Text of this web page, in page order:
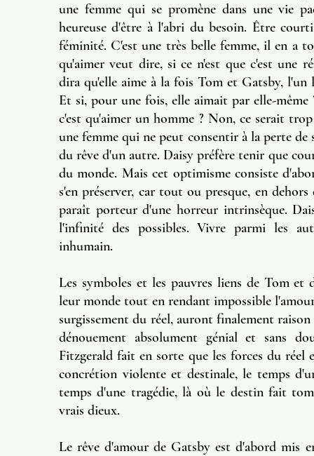
une femme qui se promène dans une vie
heureuse d'être à l'abri du besoin. Être
féminité. C'est une très belle femme, il en a
qu'aimer veut dire, si ce n'est que c'est une
dira qu'elle aime à la fois Tom et Gatsby,
Et si, pour une fois, elle aimait par elle-
c'est qu'aimer un homme ? Non, ce serait
une femme qui ne peut consentir à la perte de
du rêve d'un autre. Daisy préfère tenir que
du monde. Mais cet optimisme consiste
s'en préserver, car tout ou presque, en
paraît porteur d'une horreur intrinsèque.
l'infinité des possibles. Vivre parmi les
inhumain.
Les symboles et les pauvres liens de Tom
leur monde tout en rendant impossible
surgissement du réel, auront finalement
dénouement absolument génial et sans
Fitzgerald fait en sorte que les forces du réel
concrétion violente et destinale, le temps
temps d'une tragédie, là où le destin fait
vrais dieux.
Le rêve d'amour de Gatsby est d'abord mis